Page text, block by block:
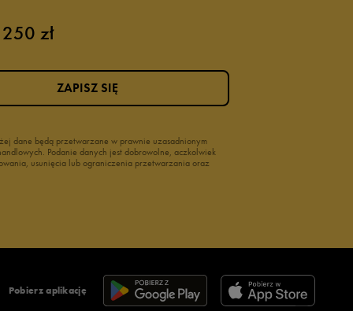
zł
dane będą przetwarzane w prawnie uzasadnionym
Podanie danych jest dobrowolne, aczkolwiek
usunięcia lub ograniczenia przetwarzania oraz
ZAPISZ SIĘ
Pobierz aplikację